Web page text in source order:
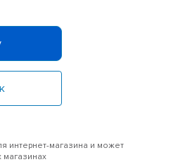
интернет-магазина и может
магазинах